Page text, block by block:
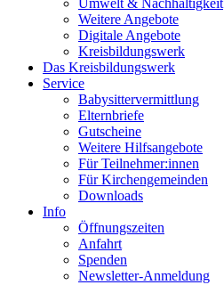
Umwelt & Nachhaltigkeit
Weitere Angebote
Digitale Angebote
Kreisbildungswerk
Das Kreisbildungswerk
Service
Babysittervermittlung
Elternbriefe
Gutscheine
Weitere Hilfsangebote
Für Teilnehmer:innen
Für Kirchengemeinden
Downloads
Info
Öffnungszeiten
Anfahrt
Spenden
Newsletter-Anmeldung